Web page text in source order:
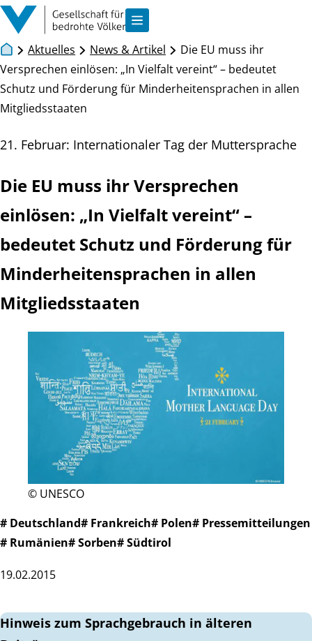
Zum Inhalt springen
Navigation anzeigen
Aktuelles
News & Artikel
Die EU muss ihr
Versprechen einlösen: „In Vielfalt vereint“ – bedeutet
Schutz und Förderung für Minderheitensprachen in allen
Mitgliedsstaaten
21. Februar: Internationaler Tag der Muttersprache
Die EU muss ihr Versprechen
einlösen: „In Vielfalt vereint“ –
bedeutet Schutz und Förderung für
Minderheitensprachen in allen
Mitgliedsstaaten
© UNESCO
# Deutschland# Frankreich# Polen# Pressemitteilungen
# Rumänien# Sorben# Südtirol
19.02.2015
Hinweis zum Sprachgebrauch in älteren